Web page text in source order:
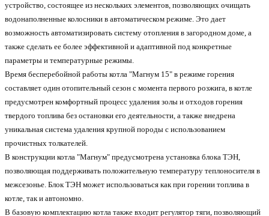
устройство, состоящее из нескольких элементов, позволяющих очищать
водонаполненные колосники в автоматическом режиме. Это дает
возможность автоматизировать систему отопления в загородном доме, а
также сделать ее более эффективной и адаптивной под конкретные
параметры и температурные режимы.
Время бесперебойной работы котла "Магнум 15" в режиме горения
составляет один отопительный сезон с момента первого розжига, в котле
предусмотрен комфортный процесс удаления золы и отходов горения
твердого топлива без остановки его деятельности, а также внедрена
уникальная система удаления крупной породы с использованием
прочистных толкателей.
В конструкции котла "Магнум" предусмотрена установка блока ТЭН,
позволяющая поддерживать положительную температуру теплоносителя в
межсезонье. Блок ТЭН может использоваться как при горении топлива в
котле, так и автономно.
В базовую комплектацию котла также входит регулятор тяги, позволяющий